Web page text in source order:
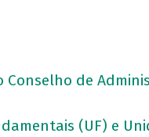
de
(UF) e